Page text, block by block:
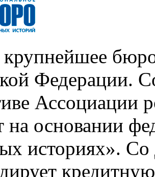
Федерации.
Ассоциации
на основании
историях».